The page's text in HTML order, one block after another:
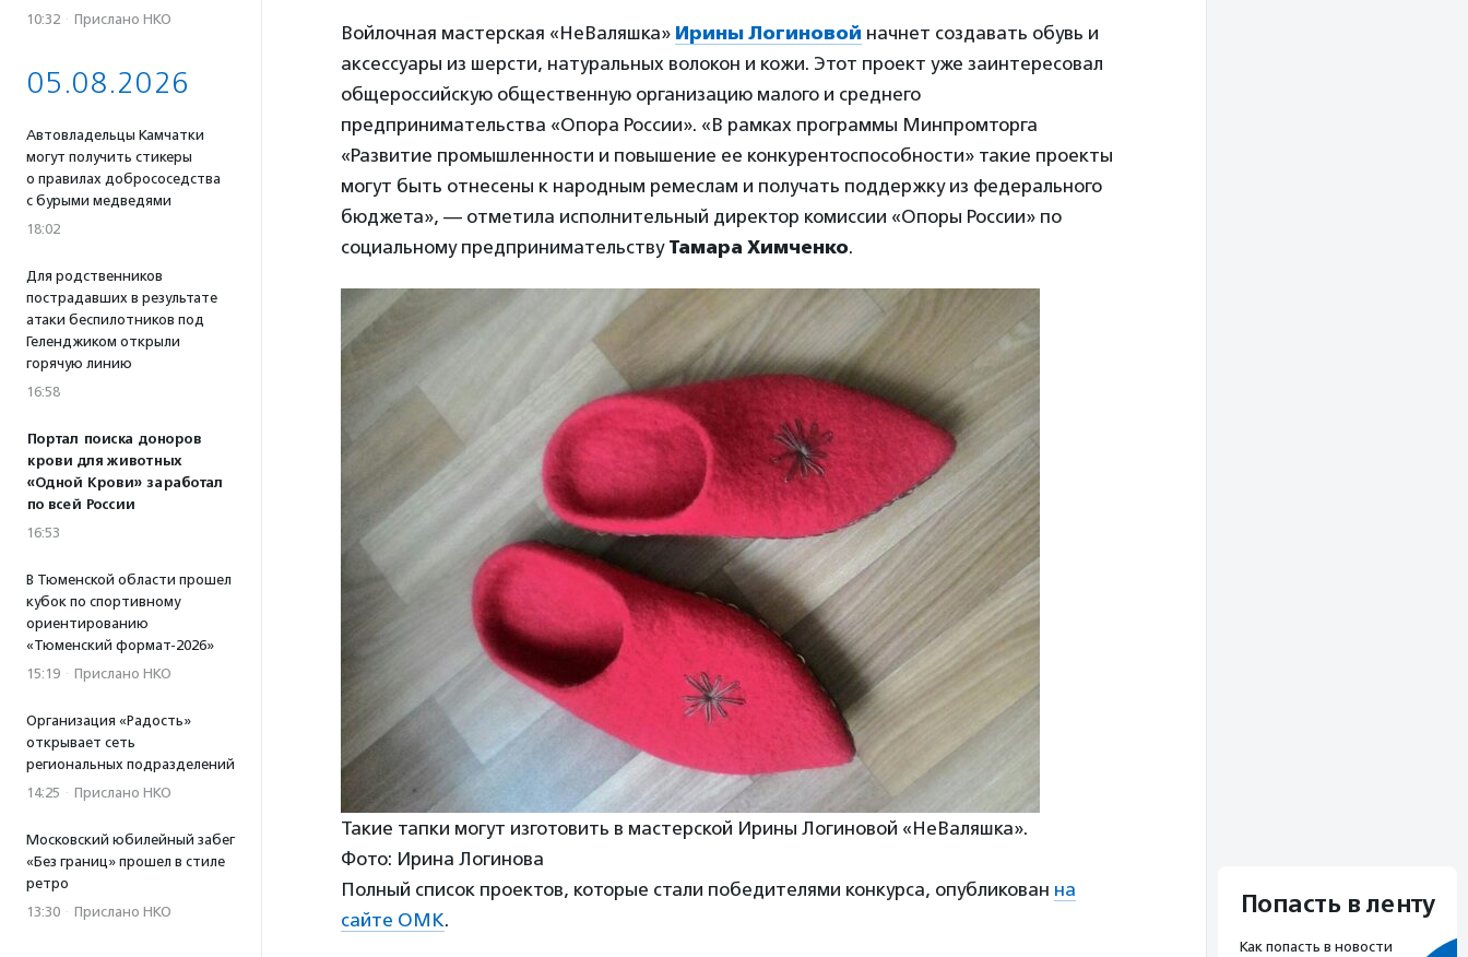
10:32 · Прислано НКО
05.08.2026
Автовладельцы Камчатки
могут получить стикеры
о правилах добрососедства
с бурыми медведями
18:02
Для родственников
пострадавших в результате
атаки беспилотников под
Геленджиком открыли
горячую линию
16:58
Портал поиска доноров
крови для животных
«Одной Крови» заработал
по всей России
16:53
В Тюменской области прошел
кубок по спортивному
ориентированию
«Тюменский формат-2026»
15:19 · Прислано НКО
Организация «Радость»
открывает сеть
региональных подразделений
14:25 · Прислано НКО
Московский юбилейный забег
«Без границ» прошел в стиле
ретро
13:30 · Прислано НКО
Войлочная мастерская «НеВаляшка» Ирины Логиновой начнет создавать обувь и
аксессуары из шерсти, натуральных волокон и кожи. Этот проект уже заинтересовал
общероссийскую общественную организацию малого и среднего
предпринимательства «Опора России». «В рамках программы Минпромторга
«Развитие промышленности и повышение ее конкурентоспособности» такие проекты
могут быть отнесены к народным ремеслам и получать поддержку из федерального
бюджета», — отметила исполнительный директор комиссии «Опоры России» по
социальному предпринимательству Тамара Химченко.
Такие тапки могут изготовить в мастерской Ирины Логиновой «НеВаляшка».
Фото: Ирина Логинова
Полный список проектов, которые стали победителями конкурса, опубликован на
сайте ОМК.
Попасть в ленту
Как попасть в новости